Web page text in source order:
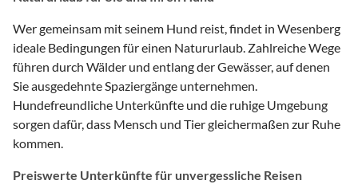
Wer gemeinsam mit seinem Hund reist, findet in Wesenberg
ideale Bedingungen für einen Natururlaub. Zahlreiche Wege
führen durch Wälder und entlang der Gewässer, auf denen
Sie ausgedehnte Spaziergänge unternehmen.
Hundefreundliche Unterkünfte und die ruhige Umgebung
sorgen dafür, dass Mensch und Tier gleichermaßen zur Ruhe
kommen.
Preiswerte Unterkünfte für unvergessliche Reisen